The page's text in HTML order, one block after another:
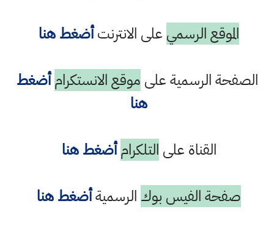
الموقع الرسمي على الانترنتأضغط هنا
الصفحة الرسمية على موقع الانستكرام أضغط
هنا
القناة على التلكرام أضغط هنا
صفحة الفيس بوك الرسميةأضغط هنا